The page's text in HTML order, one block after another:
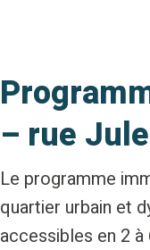
– rue
Le programme
quartier urbain et
accessibles en 2 à